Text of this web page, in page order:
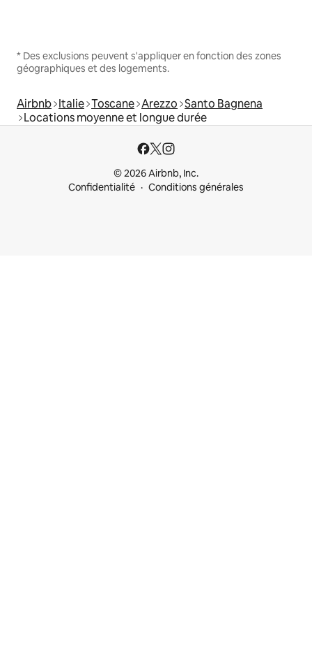
* Des exclusions peuvent s'appliquer en fonction des zones
géographiques et des logements.
Airbnb Italie Toscane Arezzo Santo Bagnena
Locations moyenne et longue durée
© 2026 Airbnb, Inc.
Confidentialité
Conditions générales